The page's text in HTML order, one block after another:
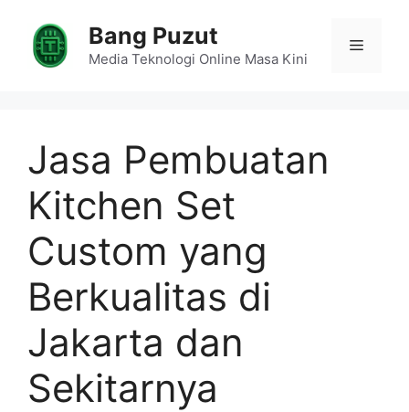
content
Bang Puzut
Media Teknologi Online Masa Kini
Menu
Jasa Pembuatan
Kitchen Set
Custom yang
Berkualitas di
Jakarta dan
Sekitarnya